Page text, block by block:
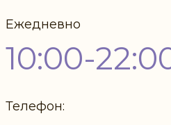
Ежедневно
Телефон:
10:00-